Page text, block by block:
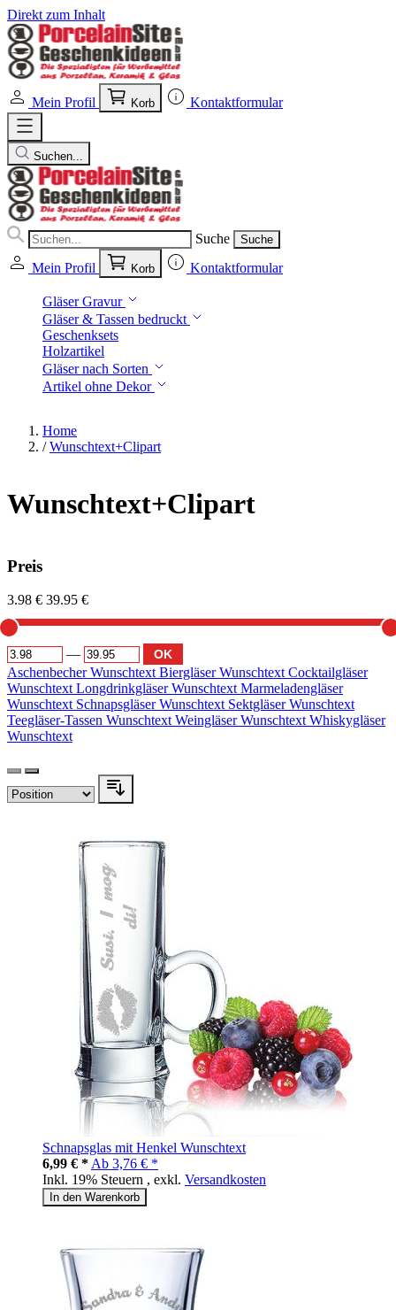
Direkt zum Inhalt
Mein Profil Korb Kontaktformular
Suchen...
Suche Suche
Mein Profil Korb Kontaktformular
Gläser Gravur
Gläser & Tassen bedruckt
Geschenksets
Holzartikel
Gläser nach Sorten
Artikel ohne Dekor
Home
/ Wunschtext+Clipart
Wunschtext+Clipart
Preis
3.98 € 39.95 €
— OK
Aschenbecher Wunschtext Biergläser Wunschtext Cocktailgläser
Wunschtext Longdrinkgläser Wunschtext Marmeladengläser
Wunschtext Schnapsgläser Wunschtext Sektgläser Wunschtext
Teegläser-Tassen Wunschtext Weingläser Wunschtext Whiskygläser
Wunschtext
Schnapsglas mit Henkel Wunschtext
6,99 € * Ab 3,76 € *
Inkl. 19% Steuern , exkl. Versandkosten
In den Warenkorb